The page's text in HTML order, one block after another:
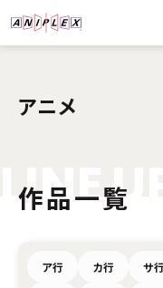
アニメ
LINEU
作品一覧
ア行 カ行 サ